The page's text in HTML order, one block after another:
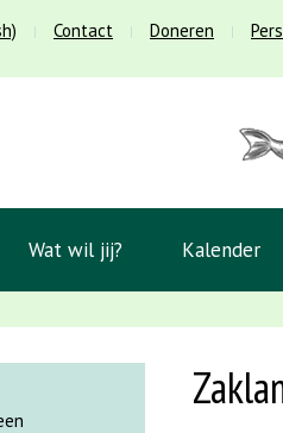
Contact Doneren
Wat wil jij? Kalender